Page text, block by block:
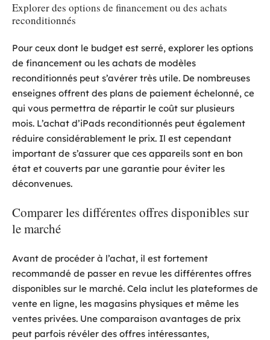
Explorer des options de financement ou des achats
reconditionnés
Pour ceux dont le budget est serré, explorer les options
de financement ou les achats de modèles
reconditionnés peut s’avérer très utile. De nombreuses
enseignes offrent des plans de paiement échelonné, ce
qui vous permettra de répartir le coût sur plusieurs
mois. L’achat d’iPads reconditionnés peut également
réduire considérablement le prix. Il est cependant
important de s’assurer que ces appareils sont en bon
état et couverts par une garantie pour éviter les
déconvenues.
Comparer les différentes offres disponibles sur
le marché
Avant de procéder à l’achat, il est fortement
recommandé de passer en revue les différentes offres
disponibles sur le marché. Cela inclut les plateformes de
vente en ligne, les magasins physiques et même les
ventes privées. Une comparaison avantages de prix
peut parfois révéler des offres intéressantes,